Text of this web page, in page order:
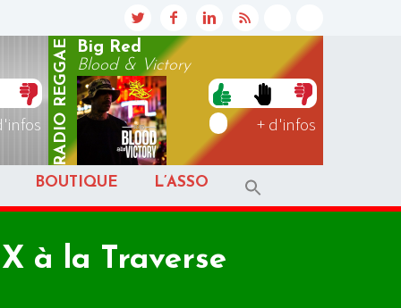
RADIO
REGGAE
Big Red
Blood & Victory
+ d'infos
BOUTIQUE L’ASSO
à la Traverse